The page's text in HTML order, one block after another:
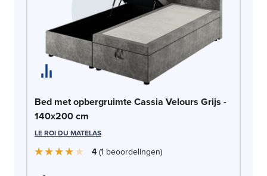
Bed met opbergruimte Cassia Velours Grijs -
140x200 cm
LE ROI DU MATELAS
4 1 beoordelingen